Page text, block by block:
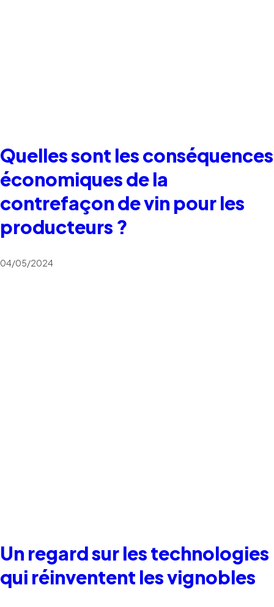
Quelles sont les conséquences
économiques de la
contrefaçon de vin pour les
producteurs ?
04/05/2024
Un regard sur les technologies
qui réinventent les vignobles